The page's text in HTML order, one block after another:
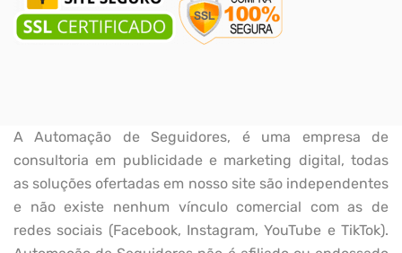
A Automação de Seguidores, é uma empresa de
consultoria em publicidade e marketing digital, todas
as soluções ofertadas em nosso site são independentes
e não existe nenhum vínculo comercial com as de
redes sociais (Facebook, Instagram, YouTube e TikTok).